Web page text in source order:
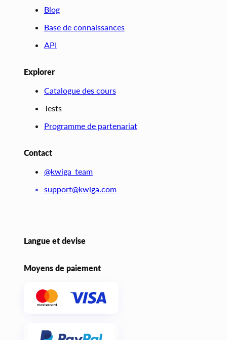
Blog
Base de connaissances
API
Explorer
Catalogue des cours
Tests
Programme de partenariat
Contact
@kwiga_team
support@kwiga.com
Langue et devise
Moyens de paiement